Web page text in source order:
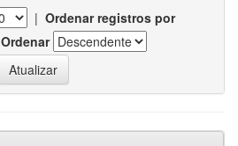
| Ordenar registros por
Ordenar